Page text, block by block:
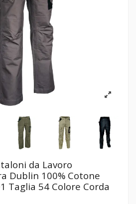
da Lavoro
Dublin 100% Cotone
Taglia 54 Colore Corda